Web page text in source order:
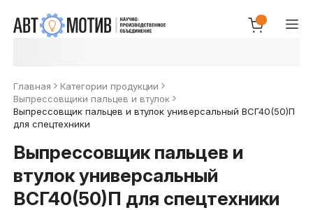
Главная
Категории продукции
Выпрессовщики пальцев и втулок
Выпрессовщик пальцев и втулок универсальный ВСГ40(50)П
для спецтехники
Выпрессовщик пальцев и
втулок универсальный
ВСГ40(50)П для спецтехники